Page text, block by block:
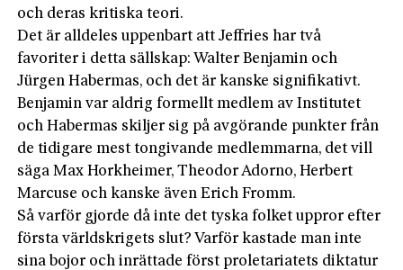
och deras kritiska teori.
Det är alldeles uppenbart att Jeffries har två
favoriter i detta sällskap: Walter Benjamin och
Jürgen Habermas, och det är kanske signifikativt.
Benjamin var aldrig formellt medlem av Institutet
och Habermas skiljer sig på avgörande punkter från
de tidigare mest tongivande medlemmarna, det vill
säga Max Horkheimer, Theodor Adorno, Herbert
Marcuse och kanske även Erich Fromm.
Så varför gjorde då inte det tyska folket uppror efter
första världskrigets slut? Varför kastade man inte
sina bojor och inrättade först proletariatets diktatur